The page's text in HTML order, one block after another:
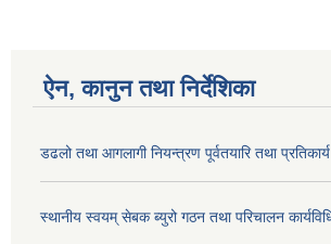
ऐन, कानुन तथा निर्देशिका
डढलो तथा आगलागी नियन्त्रण पूर्वतयारि तथा
स्थानीय स्वयम् सेबक ब्युरो गठन तथा परिचालन